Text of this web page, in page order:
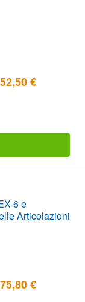
€
6 e
Articolazioni
€